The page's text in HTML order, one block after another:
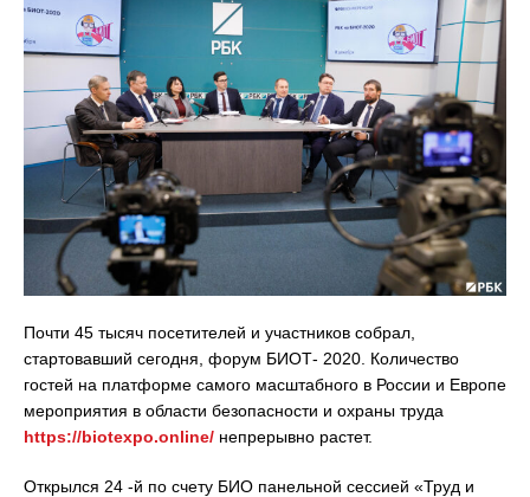
Почти 45 тысяч посетителей и участников собрал,
стартовавший сегодня, форум БИОТ- 2020. Количество
гостей на платформе самого масштабного в России и Европе
мероприятия в области безопасности и охраны труда
https://biotexpo.online/ непрерывно растет.
Открылся 24 -й по счету БИО панельной сессией «Труд и